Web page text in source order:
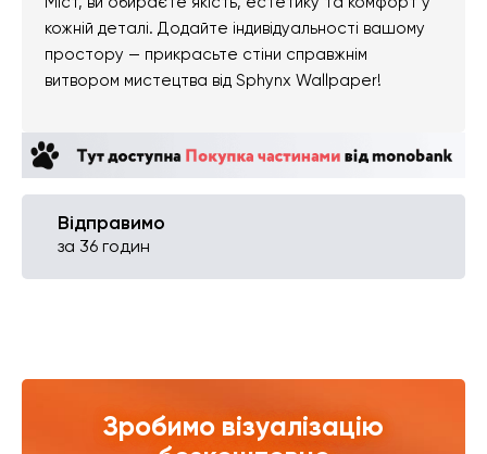
кожній деталі. Додайте індивідуальності вашому
простору — прикрасьте стіни справжнім
витвором мистецтва від Sphynx Wallpaper!
Відправимо
за 36 годин
Зробимо візуалізацію